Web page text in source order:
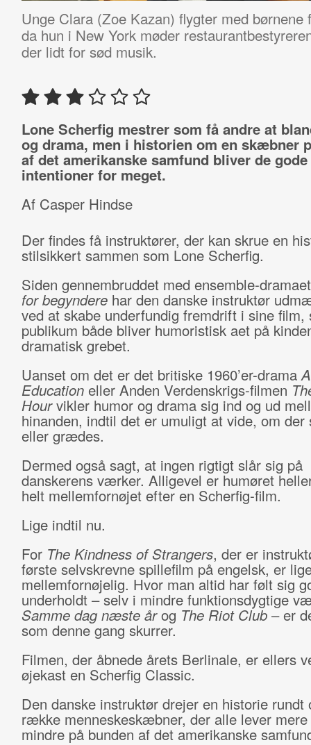
Unge Clara (Zoe Kazan) flygter med
da hun i New York møder
der lidt for sød musik.
Lone Scherfig mestrer som få andre at
og drama, men i historien om en skæbner
af det amerikanske samfund bliver de gode
intentioner for meget.
Af Casper Hindse
Der findes få instruktører, der kan skrue en
stilsikkert sammen som Lone Scherfig.
Siden gennembruddet med ensemble-
for begyndere har den danske instruktør
ved at skabe underfundig fremdrift i sine film,
publikum både bliver humoristisk aet på
dramatisk grebet.
Uanset om det er det britiske 1960’er-drama
Education eller Anden Verdenskrigs-­filmen
Hourvikler humor og drama sig ind og ud
hinanden, indtil det er umuligt at vide, om der
eller grædes.
Dermed også sagt, at ingen rigtigt slår sig på
danskerens værker. Alligevel er humøret
helt mellemfornøjet efter en Scherfig­-film.
Lige indtil nu.
For The Kindness of Strangers, der er
første selvskrevne spillefilm på engelsk, er
mellemfornøjelig. Hvor man altid har følt sig
underholdt – selv i mindre funktionsdygtige
Samme dag næste årog The Riot Club – er
som denne gang skurrer.
Filmen, der åbnede årets Berlinale, er ellers
øjekast en Scherfig Classic.
Den danske instruktør drejer en historie rundt
række menneskeskæbner, der alle lever
mindre på bunden af det amerikanske